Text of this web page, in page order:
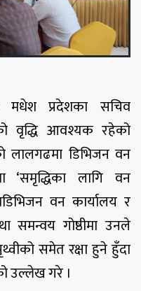
मधेश प्रदेशका सचिव
वृद्धि आवश्यक रहेको
लालगढमा डिभिजन वन
‘समृद्धिका लागि वन
वन कार्यालय र
समन्वय गोष्ठीमा उनले
समेत रक्षा हुने हुँदा
उल्लेख गरे ।